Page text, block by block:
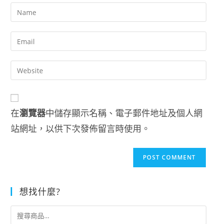
Enter
your
name
comment
Enter
your
email
address
Enter
your
URL
(optional)
在瀏覽器中儲存顯示名稱、電子郵件地址及個人網
站網址，以供下次發佈留言時使用。
想找什麼?